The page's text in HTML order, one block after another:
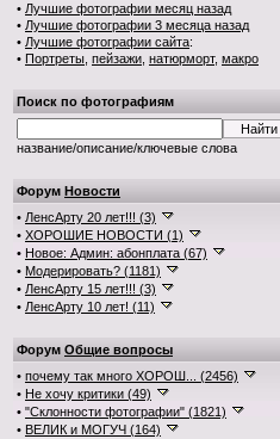
• Лучшие фотографии месяц назад
• Лучшие фотографии 3 месяца назад
• Лучшие фотографии сайта:
• Портреты пейзажи натюрморт, макро
Поиск по фотографиям
название/описание/ключевые слова
Форум Новости
• ЛенсАрту 20 лет!!! (3)
• ХОРОШИЕ НОВОСТИ (1)
• Новое: Админ: абонплата (67)
• Модерировать? (1181)
• ЛенсАрту 15 лет!!! (3)
• ЛенсАрту 10 лет! (11)
Форум Общие вопросы
• почему так много ХОРОШ... (2456)
• Не хочу критики (49)
• "Склонности фотографии" (1821)
• ВЕЛИК и МОГУЧ (164)